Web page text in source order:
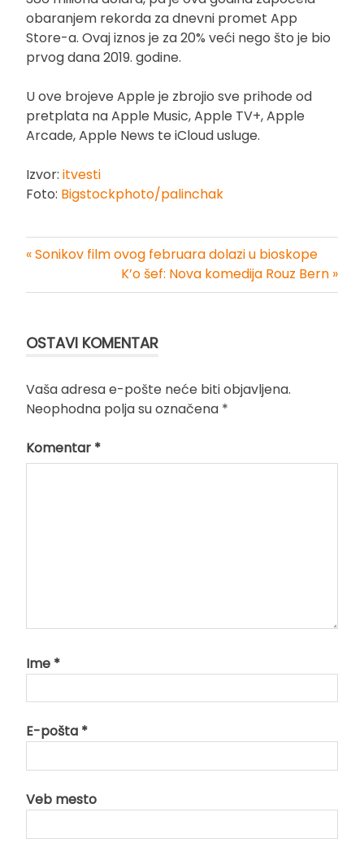
obaranjem rekorda za dnevni promet App
Store-a. Ovaj iznos je za 20% veći nego što je bio
prvog dana 2019. godine.
U ove brojeve Apple je zbrojio sve prihode od
pretplata na Apple Music, Apple TV+, Apple
Arcade, Apple News te iCloud usluge.
Izvor: itvesti
Foto: Bigstockphoto/palinchak
« Sonikov film ovog februara dolazi u bioskope
K’o šef: Nova komedija Rouz Bern »
OSTAVI KOMENTAR
Vaša adresa e-pošte neće biti objavljena.
Neophodna polja su označena *
Komentar *
Ime *
E-pošta *
Veb mesto